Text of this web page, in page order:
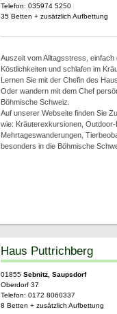
Telefon: 035974 5250
35 Betten + zusätzlich Aufbettung
Auszeit vom Alltagsstress,
Köstlichkeiten und schlafen im
Lernen Sie mit der Chefin des
Oder wandern mit dem Chef
Böhmische Schweiz.
Auf unserer Webseite finden Sie
wie: Kräuterexkursionen,
Mehrtageswanderungen,
besonders in die Böhmische
Haus Puttrichberg
01855 Sebnitz, Saupsdorf
Oberdorf 37
Telefon: 0172 8060337
8 Betten + zusätzlich Aufbettung